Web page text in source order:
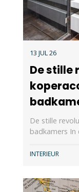
13 JUL 26
De stille
De stille
badkamers
INTERIEUR